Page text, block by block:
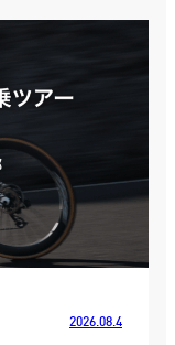
2026.08.4